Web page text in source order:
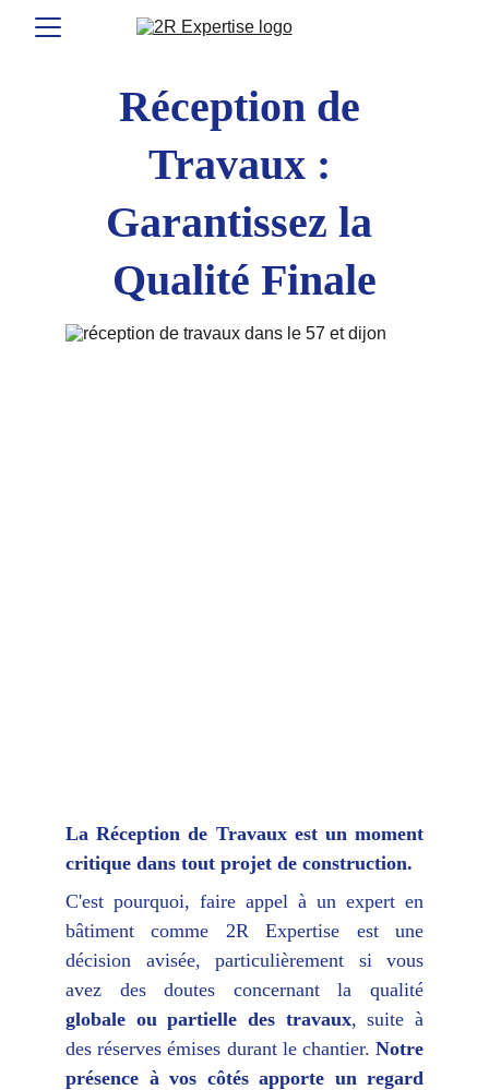
La Réception de Travaux est un moment
critique dans tout projet de construction.
C'est pourquoi, faire appel à un expert en
bâtiment comme 2R Expertise est une
décision avisée, particulièrement si vous
avez des doutes concernant la qualité
globale ou partielle des travaux, suite à
des réserves émises durant le chantier. Notre
présence à vos côtés apporte un regard
Réception de
Travaux :
Garantissez la
Qualité Finale